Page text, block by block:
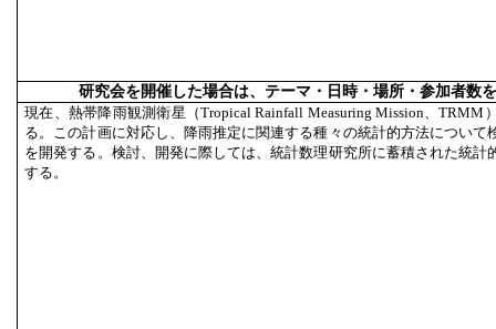
研究会を開催した場合は、テーマ・日時・場所・参加者数
現在、熱帯降雨観測衛星（Tropical Rainfall Measuring Mission、TRMM
る。この計画に対応し、降雨推定に関連する種々の統計的方法について
を開発する。検討、開発に際しては、統計数理研究所に蓄積された統計
する。